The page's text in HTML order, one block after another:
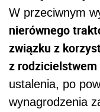
W przeciwnym
nierównego
związku z
z rodzicielstwem
ustalenia, po
wynagrodzenia